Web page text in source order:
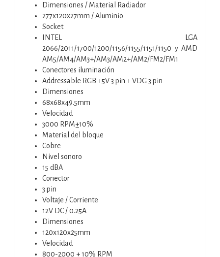
Dimensiones / Material Radiador
277x120x27mm / Aluminio
Socket
INTEL LGA
2066/2011/1700/1200/1156/1155/1151/1150 y AMD
AM5/AM4/AM3+/AM3/AM2+/AM2/FM2/FM1
Conectores iluminación
Addressable RGB +5V 3 pin + VDG 3 pin
Dimensiones
68x68x49.5mm
Velocidad
3000 RPM±10%
Material del bloque
Cobre
Nivel sonoro
15 dBA
Conector
3 pin
Voltaje / Corriente
12V DC / 0.25A
Dimensiones
120x120x25mm
Velocidad
800-2000 ± 10% RPM